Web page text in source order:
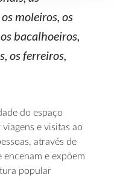
moleiros, os
bacalhoeiros,
os ferreiros,
do espaço
e visitas ao
através de
encenam e expõem
popular